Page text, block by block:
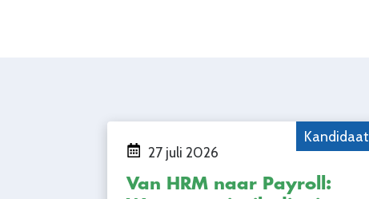
Kandidaat
27 juli 2026
Van HRM naar Payroll: